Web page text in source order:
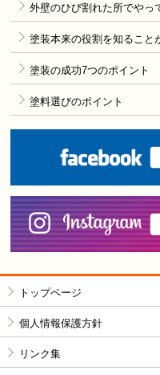
外壁のひび割れた所でやっ
塗装本来の役割を知ること
塗装の成功7つのポイント
塗料選びのポイント
トップページ
個人情報保護方針
リンク集